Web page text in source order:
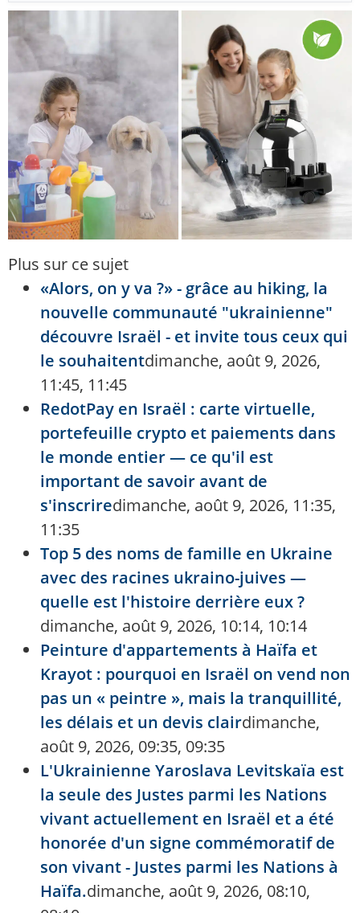
Plus sur ce sujet
«Alors, on y va ?» - grâce au hiking, la
nouvelle communauté "ukrainienne"
découvre Israël - et invite tous ceux qui
le souhaitentdimanche, août 9, 2026,
11:45, 11:45
RedotPay en Israël : carte virtuelle,
portefeuille crypto et paiements dans
le monde entier — ce qu'il est
important de savoir avant de
s'inscriredimanche, août 9, 2026, 11:35,
11:35
Top 5 des noms de famille en Ukraine
avec des racines ukraino-juives —
quelle est l'histoire derrière eux ?
dimanche, août 9, 2026, 10:14, 10:14
Peinture d'appartements à Haïfa et
Krayot : pourquoi en Israël on vend non
pas un « peintre », mais la tranquillité,
les délais et un devis clairdimanche,
août 9, 2026, 09:35, 09:35
L'Ukrainienne Yaroslava Levitskaïa est
la seule des Justes parmi les Nations
vivant actuellement en Israël et a été
honorée d'un signe commémoratif de
son vivant - Justes parmi les Nations à
Haïfa.dimanche, août 9, 2026, 08:10,